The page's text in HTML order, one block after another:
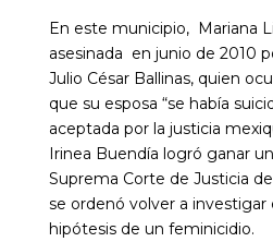
En este municipio, Mariana
asesinada en junio de 2010
Julio César Ballinas, quien
que su esposa “se había
aceptada por la justicia
Irinea Buendía logró ganar
Suprema Corte de Justicia
se ordenó volver a investigar
hipótesis de un feminicidio.